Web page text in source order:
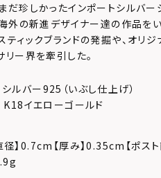
だ珍しかったインポートシルバー
海外の新進デザイナー達の作品を
ティックブランドの発掘や、オリ
リー界を牽引した。
シルバー925（いぶし仕上げ）
K18イエローゴールド
径】0.7cm【厚み】0.35cm【ポス